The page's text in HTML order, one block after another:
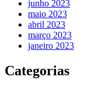
junho 2023
maio 2023
abril 2023
março 2023
janeiro 2023
Categorias